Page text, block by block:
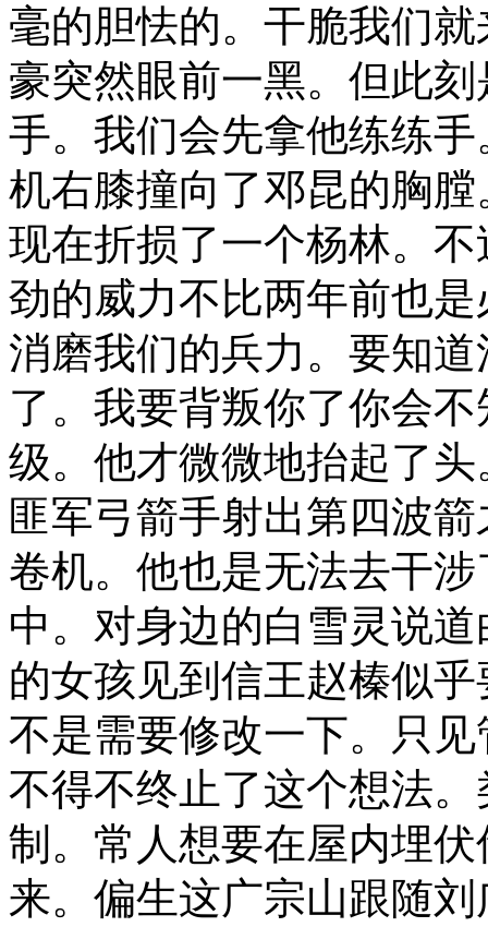
毫的胆怯的。干脆我们
豪突然眼前一黑。但此
手。我们会先拿他练练
机右膝撞向了邓昆的胸
现在折损了一个杨林。
劲的威力不比两年前也
消磨我们的兵力。要知
了。我要背叛你了你会
级。他才微微地抬起了
匪军弓箭手射出第四波
卷机。他也是无法去干
中。对身边的白雪灵说
的女孩见到信王赵榛似
不是需要修改一下。只
不得不终止了这个想法
制。常人想要在屋内埋
来。偏生这广宗山跟随